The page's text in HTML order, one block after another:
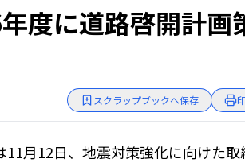
度に道路啓開計画
スクラップブックへ保存
月12日、地震対策強化に向けた取